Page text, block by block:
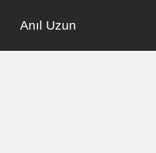
Anıl Uzun
Yan